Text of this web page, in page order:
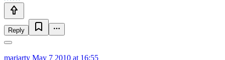
Reply
mariarty May 7 2010 at 16:55